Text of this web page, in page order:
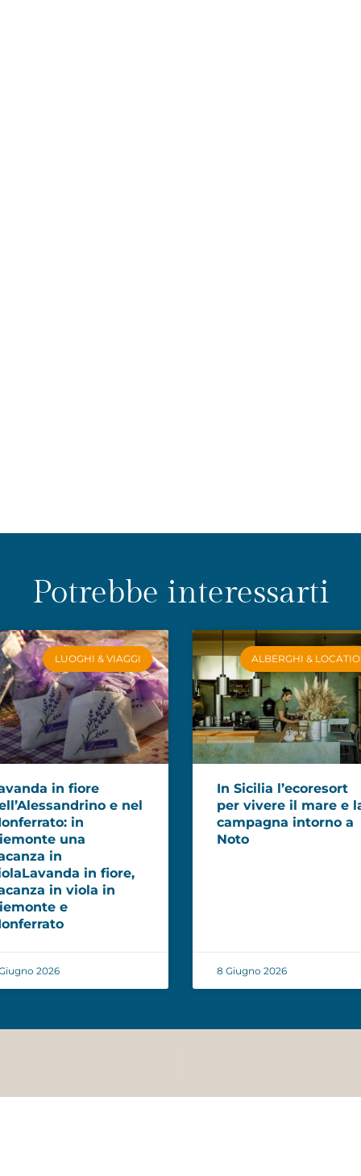
Potrebbe interessarti
LUOGHI & VIAGGI
in fiore
e nel
in
una
in
in fiore,
in viola in
e
2026
ALBERGHI &
In Sicilia l’ecoresort
per vivere il mare e
campagna intorno a
Noto
8 Giugno 2026